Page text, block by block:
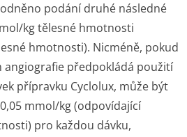
podání druhé následné
kg tělesné hmotnosti
hmotnosti). Nicméně, pokud
angiografie předpokládá použití
přípravku Cyclolux, může být
mmol/kg (odpovídající
pro každou dávku,